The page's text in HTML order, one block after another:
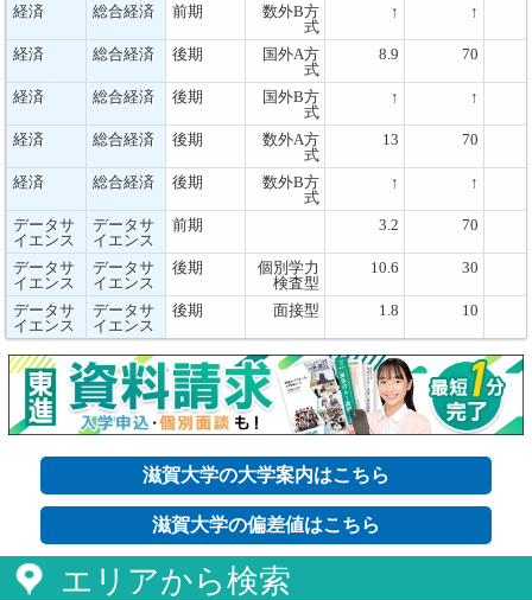
経済 総合経済 前期
数外B方
式
↑ ↑
経済 総合経済 後期
国外A方
式
8.9 70
経済 総合経済 後期
国外B方
式
↑ ↑
経済 総合経済 後期
数外A方
式
13 70
経済 総合経済 後期
数外B方
式
↑ ↑
データサ
イエンス
データサ
イエンス
前期 3.2 70
データサ
イエンス
データサ
イエンス
後期
個別学力
検査型
10.6 30
データサ
イエンス
データサ
イエンス
後期 面接型 1.8 10
滋賀大学の大学案内はこちら
滋賀大学の偏差値はこちら
エリアから検索